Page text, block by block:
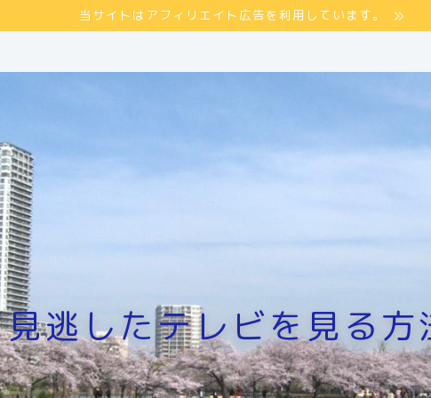
当サイトはアフィリエイト広告を利用しています。
見逃したテレビを見る方